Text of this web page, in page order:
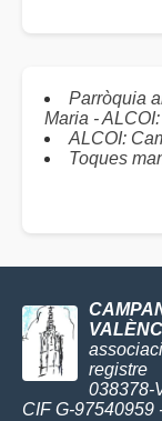
Parròquia
Maria -
ALCOI:
Toques
registre
038378-
CIF G-97540959